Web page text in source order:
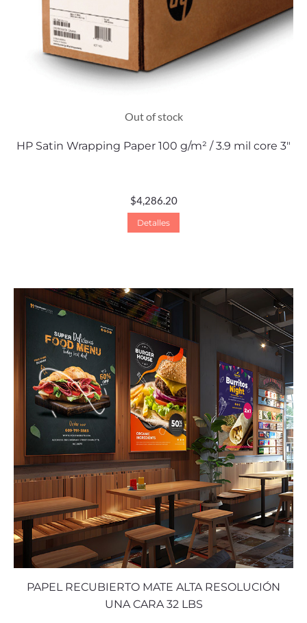
Out of stock
HP Satin Wrapping Paper 100 g/m² / 3.9 mil core 3″
$4,286.20
Detalles
PAPEL RECUBIERTO MATE ALTA RESOLUCIÓN
UNA CARA 32 LBS